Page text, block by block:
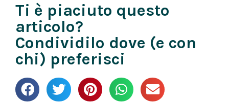
Ti è piaciuto questo
articolo?
Condividilo dove (e con
chi) preferisci